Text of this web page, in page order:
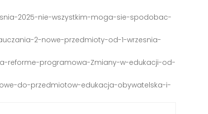
2025-nie-wszystkim-moga-sie-spodobac-
2-nowe-przedmioty-od-1-wrzesnia-
reforme-programowa-Zmiany-w-edukacji-od-
do-przedmiotow-edukacja-obywatelska-i-